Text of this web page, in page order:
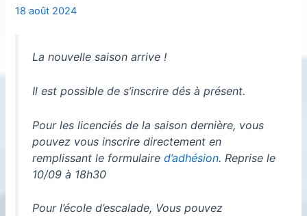
18 août 2024
La nouvelle saison arrive !
Il est possible de s’inscrire dés à présent.
Pour les licenciés de la saison dernière, vous
pouvez vous inscrire directement en
remplissant le formulaired’adhésion. Reprise le
10/09 à 18h30
Pour l’école d’escalade, Vous pouvez